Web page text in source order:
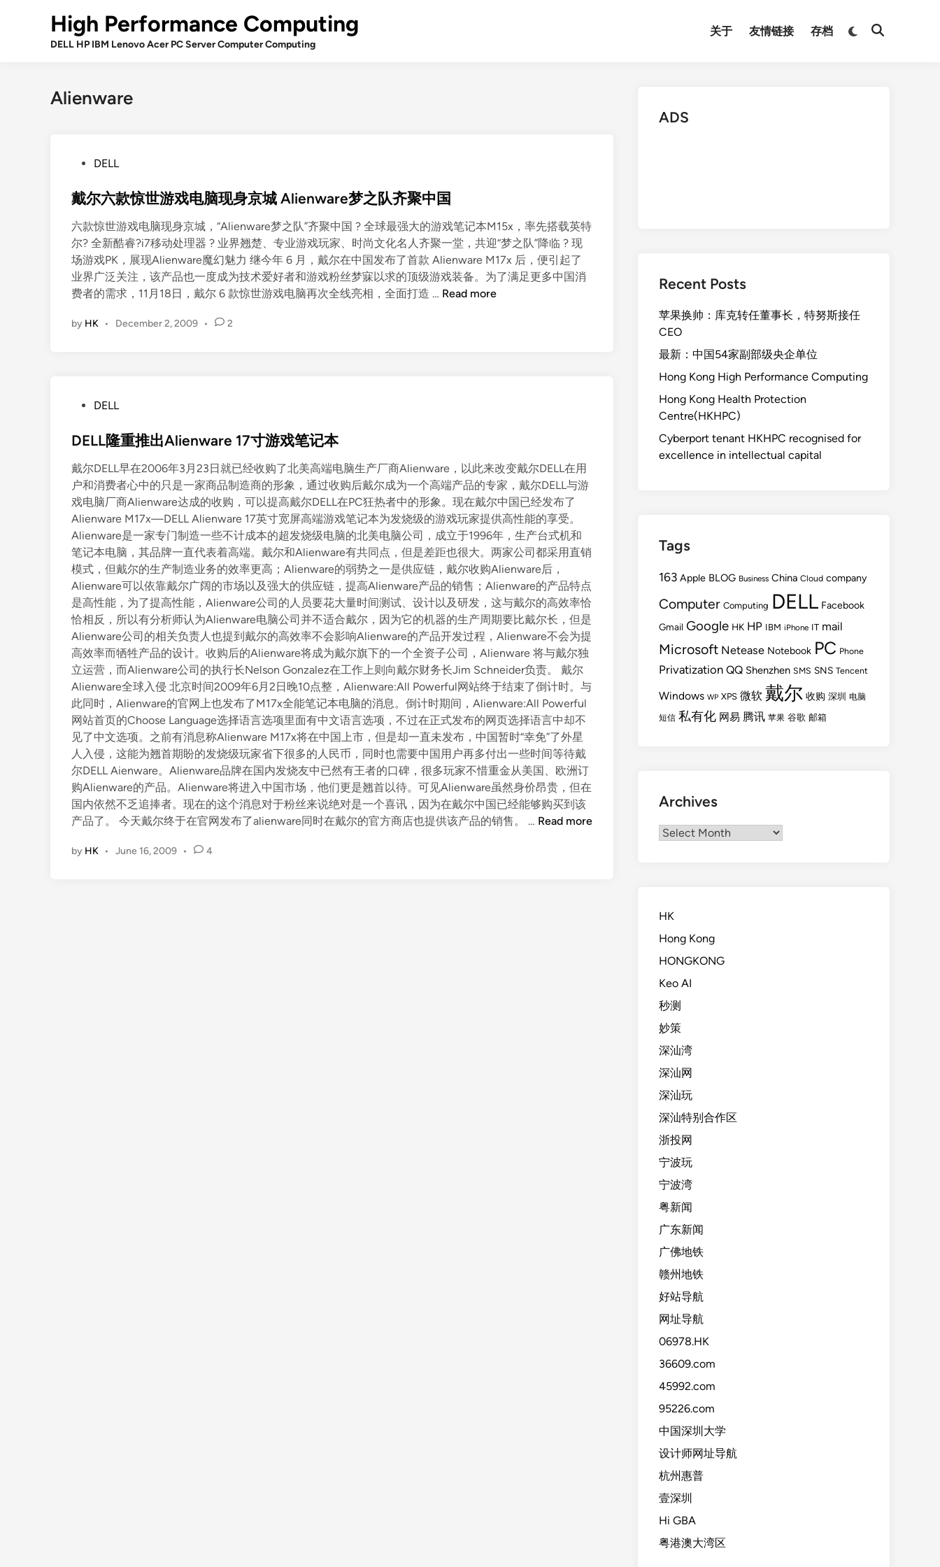
High Performance Computing
DELL HP IBM Lenovo Acer PC Server Computer Computing
关于 友情链接 存档
Switch
Open
Alienware
s
e
d
i
n
DELL
戴尔六款惊世游戏电脑现身京城 Alienware梦之队齐聚中国
六款惊世游戏电脑现身京城，“Alienware梦之队”齐聚中国 ? 全球最强大的游戏笔记本M15x，率先搭载英特
尔? 全新酷睿?i7移动处理器 ? 业界翘楚、专业游戏玩家、时尚文化名人齐聚一堂，共迎“梦之队”降临 ? 现
场游戏PK，展现Alienware魔幻魅力 继今年 6 月，戴尔在中国发布了首款 Alienware M17x 后，便引起了
业界广泛关注，该产品也一度成为技术爱好者和游戏粉丝梦寐以求的顶级游戏装备。为了满足更多中国消
费者的需求，11月18日，戴尔 6 款惊世游戏电脑再次全线亮相，全面打造 … 戴
身
京
城
A
l
i
e
n
w
a
r
e
梦
之
队
齐
聚
中
国
Read more
by HK • December 2, 2009 • 2
s
e
d
i
n
DELL
DELL隆重推出Alienware 17寸游戏笔记本
戴尔DELL早在2006年3月23日就已经收购了北美高端电脑生产厂商Alienware，以此来改变戴尔DELL在用
户和消费者心中的只是一家商品制造商的形象，通过收购后戴尔成为一个高端产品的专家，戴尔DELL与游
戏电脑厂商Alienware达成的收购，可以提高戴尔DELL在PC狂热者中的形象。现在戴尔中国已经发布了
Alienware M17x—DELL Alienware 17英寸宽屏高端游戏笔记本为发烧级的游戏玩家提供高性能的享受。
Alienware是一家专门制造一些不计成本的超发烧级电脑的北美电脑公司，成立于1996年，生产台式机和
笔记本电脑，其品牌一直代表着高端。戴尔和Alienware有共同点，但是差距也很大。两家公司都采用直销
模式，但戴尔的生产制造业务的效率更高；Alienware的弱势之一是供应链，戴尔收购Alienware后，
Alienware可以依靠戴尔广阔的市场以及强大的供应链，提高Alienware产品的销售；Alienware的产品特点
是高性能，为了提高性能，Alienware公司的人员要花大量时间测试、设计以及研发，这与戴尔的高效率恰
恰相反，所以有分析师认为Alienware电脑公司并不适合戴尔，因为它的机器的生产周期要比戴尔长，但是
Alienware公司的相关负责人也提到戴尔的高效率不会影响Alienware的产品开发过程，Alienware不会为提
高效率而牺牲产品的设计。收购后的Alienware将成为戴尔旗下的一个全资子公司，Alienware 将与戴尔独
立运营，而Alienware公司的执行长Nelson Gonzalez在工作上则向戴尔财务长Jim Schneider负责。 戴尔
Alienware全球入侵 北京时间2009年6月2日晚10点整，Alienware:All Powerful网站终于结束了倒计时。与
此同时，Alienware的官网上也发布了M17x全能笔记本电脑的消息。倒计时期间，Alienware:All Powerful
网站首页的Choose Language选择语言选项里面有中文语言选项，不过在正式发布的网页选择语言中却不
见了中文选项。之前有消息称Alienware M17x将在中国上市，但是却一直未发布，中国暂时“幸免”了外星
人入侵，这能为翘首期盼的发烧级玩家省下很多的人民币，同时也需要中国用户再多付出一些时间等待戴
尔DELL Aienware。Alienware品牌在国内发烧友中已然有王者的口碑，很多玩家不惜重金从美国、欧洲订
购Alienware的产品。Alienware将进入中国市场，他们更是翘首以待。可见Alienware虽然身价昂贵，但在
国内依然不乏追捧者。现在的这个消息对于粉丝来说绝对是一个喜讯，因为在戴尔中国已经能够购买到该
产品了。 今天戴尔终于在官网发布了alienware同时在戴尔的官方商店也提供该产品的销售。 … D
Read more
by HK • June 16, 2009 • 4
ADS
Recent Posts
苹果换帅：库克转任董事长，特努斯接任
CEO
最新：中国54家副部级央企单位
Hong Kong High Performance Computing
Hong Kong Health Protection
Centre(HKHPC)
Cyberport tenant HKHPC recognised for
excellence in intellectual capital
Tags
163 Apple BLOG Business China Cloud company
Computer Computing DELL Facebook
Gmail Google HK HP IBM iPhone IT mail
Microsoft Netease Notebook PC Phone
Privatization QQ Shenzhen SMS SNS Tencent
Windows WP XPS 微软 戴尔 收购 深圳 电脑
短信 私有化 网易 腾讯 苹果 谷歌 邮箱
Archives
Archives
HK
Hong Kong
HONGKONG
Keo AI
秒测
妙策
深汕湾
深汕网
深汕玩
深汕特别合作区
浙投网
宁波玩
宁波湾
粤新闻
广东新闻
广佛地铁
赣州地铁
好站导航
网址导航
06978.HK
36609.com
45992.com
95226.com
中国深圳大学
设计师网址导航
杭州惠普
壹深圳
Hi GBA
粤港澳大湾区